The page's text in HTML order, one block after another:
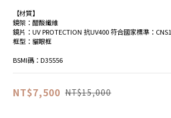
【材質】
鏡架：醋酸纖維
鏡片：UV PROTECTION 抗UV400 符合國家標準：
框型：貓眼框
BSMI碼：D35556
NT$7,500 NT$15,000